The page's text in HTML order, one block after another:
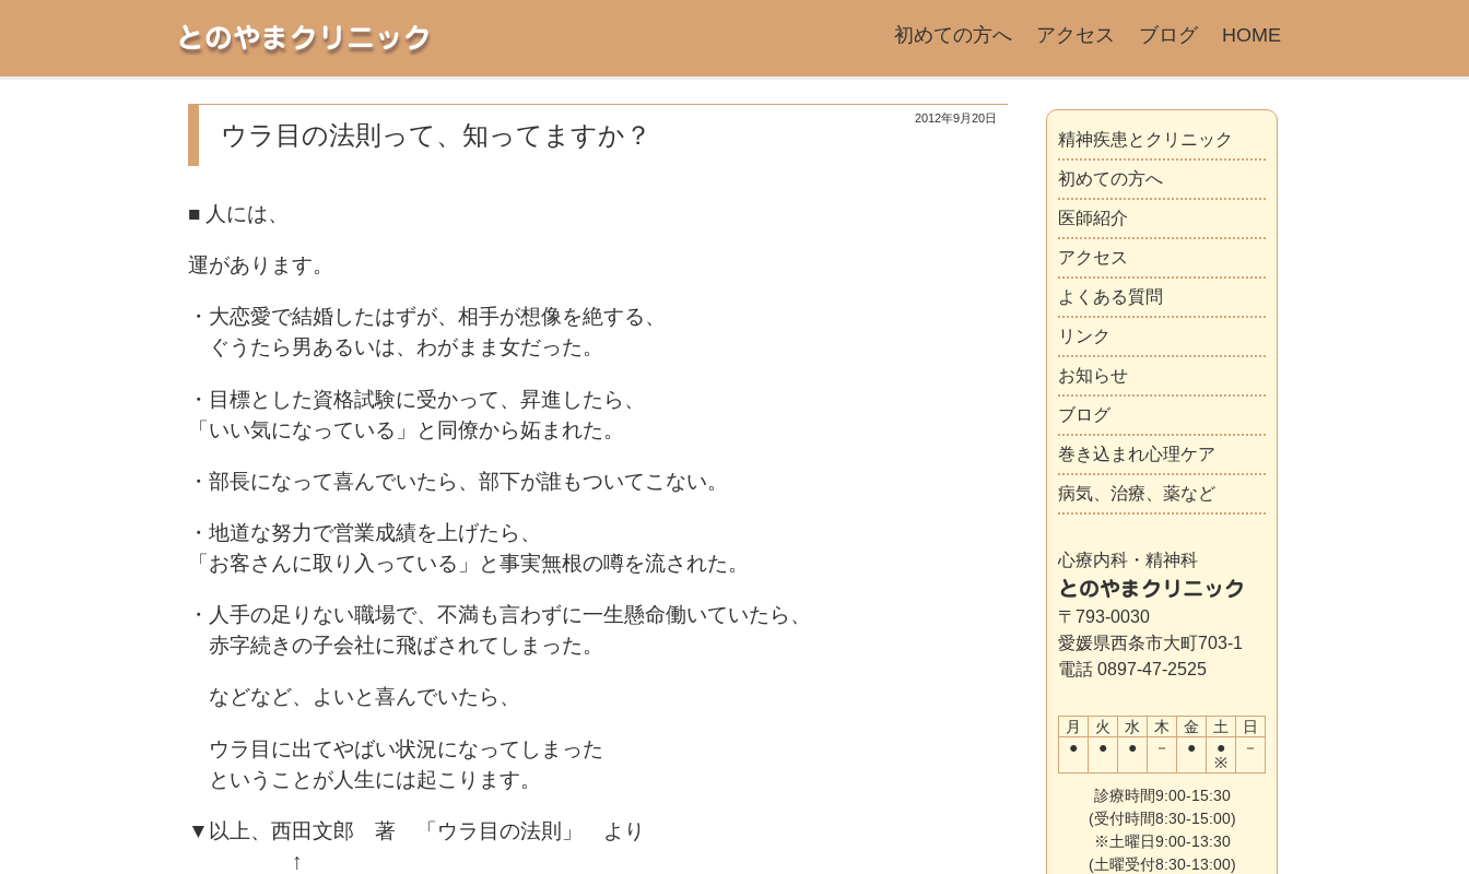
とのやまクリニック HOME
ブログ
アクセス
初めての方へ
2012年9月20日
ウラ目の法則って、知ってますか？
■ 人には、
運があります。
・大恋愛で結婚したはずが、相手が想像を絶する、
ぐうたら男あるいは、わがまま女だった。
・目標とした資格試験に受かって、昇進したら、
「いい気になっている」と同僚から妬まれた。
・部長になって喜んでいたら、部下が誰もついてこない。
・地道な努力で営業成績を上げたら、
「お客さんに取り入っている」と事実無根の噂を流された。
・人手の足りない職場で、不満も言わずに一生懸命働いていたら、
赤字続きの子会社に飛ばされてしまった。
などなど、よいと喜んでいたら、
ウラ目に出てやばい状況になってしまった
ということが人生には起こります。
▼以上、西田文郎 著 「ウラ目の法則」 より
↑
精神疾患とクリニック
初めての方へ
医師紹介
アクセス
よくある質問
リンク
お知らせ
ブログ
巻き込まれ心理ケア
病気、治療、薬など
心療内科・精神科
とのやまクリニック
〒793-0030
愛媛県西条市大町703-1
電話 0897-47-2525
月 火 水 木 金 土
日
●
● ● － ●
●
※
－
診療時間9:00-15:30
(受付時間8:30-15:00)
※土曜日9:00-13:30
(土曜受付8:30-13:00)